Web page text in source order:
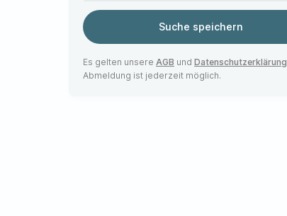
Suche speichern
Es gelten unsere AGB und Datenschutzerklärung
Abmeldung ist jederzeit möglich.